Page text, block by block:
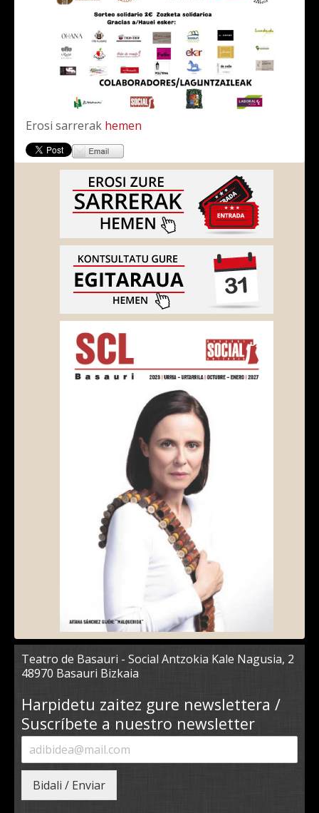
Erosi sarrerak hemen
Teatro de Basauri - Social Antzokia Kale Nagusia, 2
48970 Basauri Bizkaia
Harpidetu zaitez gure newslettera /
Suscríbete a nuestro newsletter
Bidali / Enviar